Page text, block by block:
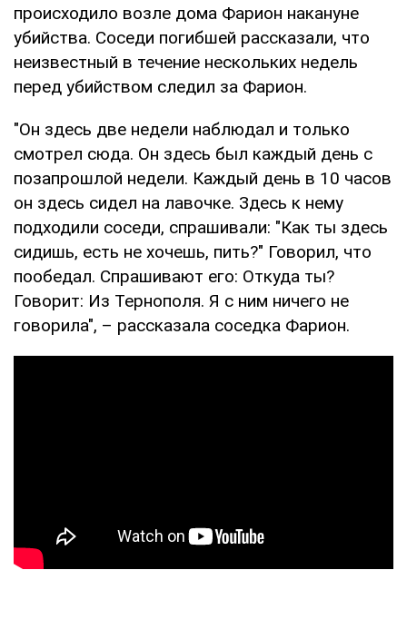
происходило возле дома Фарион накануне
убийства. Соседи погибшей рассказали, что
неизвестный в течение нескольких недель
перед убийством следил за Фарион.
"Он здесь две недели наблюдал и только
смотрел сюда. Он здесь был каждый день с
позапрошлой недели. Каждый день в 10 часов
он здесь сидел на лавочке. Здесь к нему
подходили соседи, спрашивали: "Как ты здесь
сидишь, есть не хочешь, пить?" Говорил, что
пообедал. Спрашивают его: Откуда ты?
Говорит: Из Тернополя. Я с ним ничего не
говорила", – рассказала соседка Фарион.